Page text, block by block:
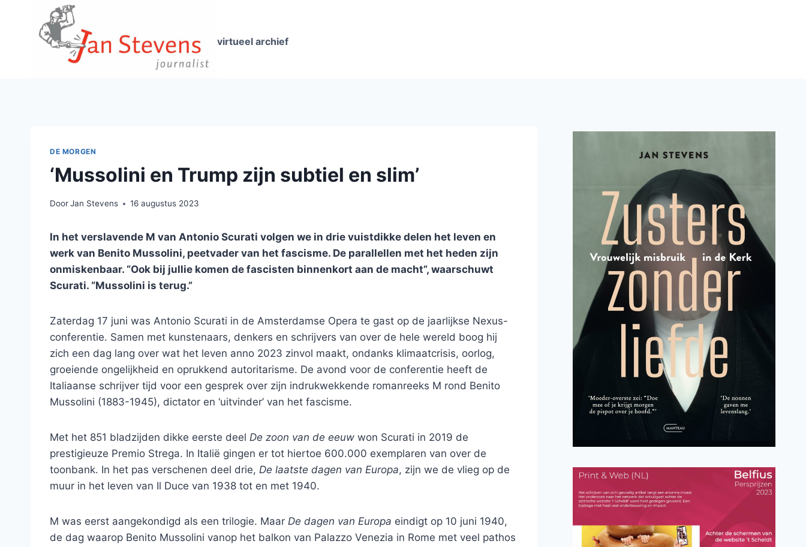
virtueel archief
DE MORGEN
‘Mussolini en Trump zijn subtiel en slim’
DoorJan Stevens 16 augustus 2023
In het verslavende M van Antonio Scurati volgen we in drie vuistdikke delen het leven en
werk van Benito Mussolini, peetvader van het fascisme. De parallellen met het heden zijn
onmiskenbaar. “Ook bij jullie komen de fascisten binnenkort aan de macht”, waarschuwt
Scurati. “Mussolini is terug.”
Zaterdag 17 juni was Antonio Scurati in de Amsterdamse Opera te gast op de jaarlijkse Nexus-
conferentie. Samen met kunstenaars, denkers en schrijvers van over de hele wereld boog hij
zich een dag lang over wat het leven anno 2023 zinvol maakt, ondanks klimaatcrisis, oorlog,
groeiende ongelijkheid en oprukkend autoritarisme. De avond voor de conferentie heeft de
Italiaanse schrijver tijd voor een gesprek over zijn indrukwekkende romanreeks M rond Benito
Mussolini (1883-1945), dictator en ‘uitvinder’ van het fascisme.
Met het 851 bladzijden dikke eerste deel De zoon van de eeuw won Scurati in 2019 de
prestigieuze Premio Strega. In Italië gingen er tot hiertoe 600.000 exemplaren van over de
toonbank. In het pas verschenen deel drie, De laatste dagen van Europa, zijn we de vlieg op de
muur in het leven van Il Duce van 1938 tot en met 1940.
M was eerst aangekondigd als een trilogie. Maar De dagen van Europa eindigt op 10 juni 1940,
de dag waarop Benito Mussolini vanop het balkon van Palazzo Venezia in Rome met veel pathos